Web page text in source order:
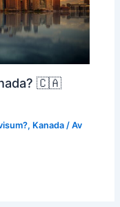
🇨🇦
, Kanada / Av